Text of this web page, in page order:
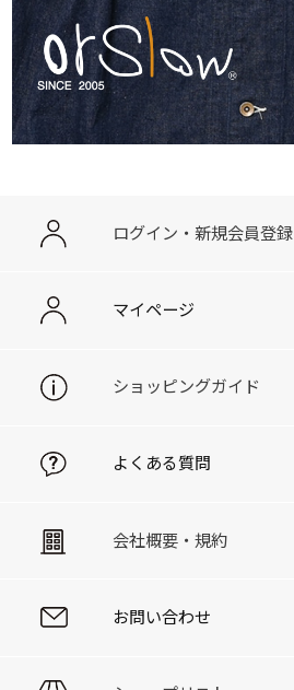
ログイン・新規会員登録
マイページ
ショッピングガイド
よくある質問
会社概要・規約
お問い合わせ